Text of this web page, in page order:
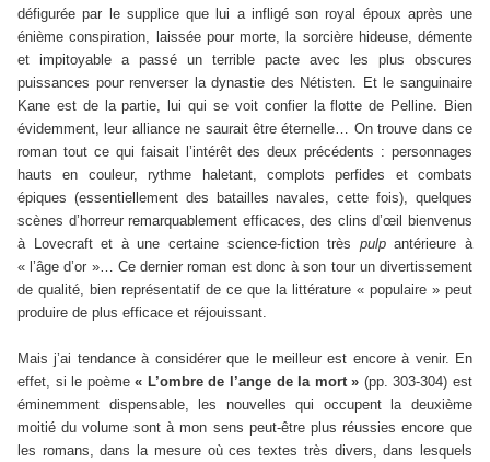
défigurée par le supplice que lui a infligé son royal époux après une
énième conspiration, laissée pour morte, la sorcière hideuse, démente
et impitoyable a passé un terrible pacte avec les plus obscures
puissances pour renverser la dynastie des Nétisten. Et le sanguinaire
Kane est de la partie, lui qui se voit confier la flotte de Pelline. Bien
évidemment, leur alliance ne saurait être éternelle… On trouve dans ce
roman tout ce qui faisait l’intérêt des deux précédents : personnages
hauts en couleur, rythme haletant, complots perfides et combats
épiques (essentiellement des batailles navales, cette fois), quelques
scènes d’horreur remarquablement efficaces, des clins d’œil bienvenus
à Lovecraft et à une certaine science-fiction très pulpantérieure à
« l’âge d’or »… Ce dernier roman est donc à son tour un divertissement
de qualité, bien représentatif de ce que la littérature « populaire » peut
produire de plus efficace et réjouissant.
Mais j’ai tendance à considérer que le meilleur est encore à venir. En
effet, si le poème« L’ombre de l’ange de la mort » (pp. 303-304) est
éminemment dispensable, les nouvelles qui occupent la deuxième
moitié du volume sont à mon sens peut-être plus réussies encore que
les romans, dans la mesure où ces textes très divers, dans lesquels